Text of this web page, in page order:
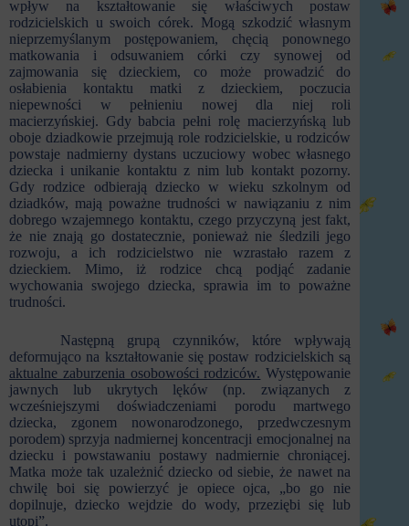
wpływ na kształtowanie się właściwych postaw
rodzicielskich u swoich córek. Mogą szkodzić własnym
nieprzemyślanym postępowaniem, chęcią ponownego
matkowania i odsuwaniem córki czy synowej od
zajmowania się dzieckiem, co może prowadzić do
osłabienia kontaktu matki z dzieckiem, poczucia
niepewności w pełnieniu nowej dla niej roli
macierzyńskiej. Gdy babcia pełni rolę macierzyńską lub
oboje dziadkowie przejmują role rodzicielskie, u rodziców
powstaje nadmierny dystans uczuciowy wobec własnego
dziecka i unikanie kontaktu z nim lub kontakt pozorny.
Gdy rodzice odbierają dziecko w wieku szkolnym od
dziadków, mają poważne trudności w nawiązaniu z nim
dobrego wzajemnego kontaktu, czego przyczyną jest fakt,
że nie znają go dostatecznie, ponieważ nie śledzili jego
rozwoju, a ich rodzicielstwo nie wzrastało razem z
dzieckiem. Mimo, iż rodzice chcą podjąć zadanie
wychowania swojego dziecka, sprawia im to poważne
trudności.
Następną grupą czynników, które wpływają
deformująco na kształtowanie się postaw rodzicielskich są
aktualne zaburzenia osobowości rodziców. Występowanie
jawnych lub ukrytych lęków (np. związanych z
wcześniejszymi doświadczeniami porodu martwego
dziecka, zgonem nowonarodzonego, przedwczesnym
porodem) sprzyja nadmiernej koncentracji emocjonalnej na
dziecku i powstawaniu postawy nadmiernie chroniącej.
Matka może tak uzależnić dziecko od siebie, że nawet na
chwilę boi się powierzyć je opiece ojca, „bo go nie
dopilnuje, dziecko wejdzie do wody, przeziębi się lub
utopi”.